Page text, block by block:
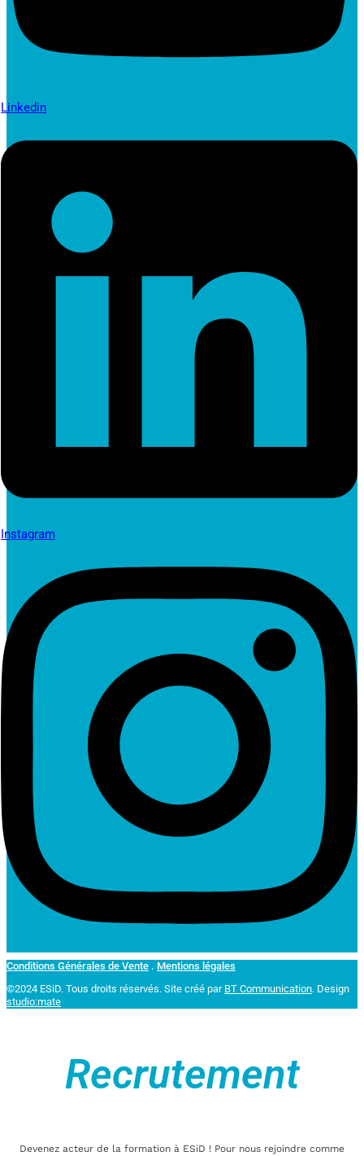
Linkedin
Instagram
Conditions Générales de Vente . Mentions légales
©2024 ESiD. Tous droits réservés. Site créé par BT Communication. Design
studio:mate
Recrutement
Devenez acteur de la formation à ESiD ! Pour nous rejoindre comme